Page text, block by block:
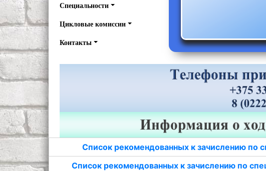
Специальности
Цикловые комиссии
Контакты
Список рекомендованных к зачислению по
Список рекомендованных к зачислению по